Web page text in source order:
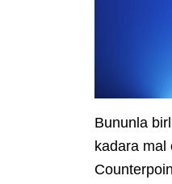
Bununla
kadara mal